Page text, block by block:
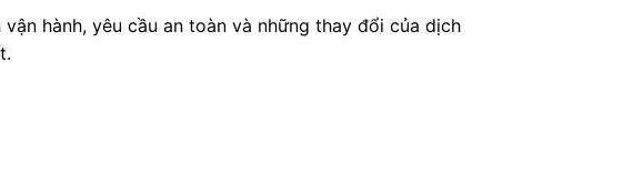
hành, yêu cầu an toàn và những thay đổi của dịch